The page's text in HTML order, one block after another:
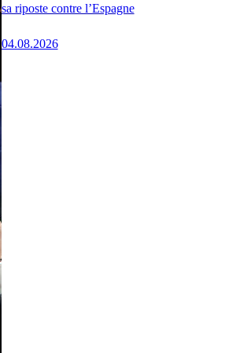
sa riposte contre l’Espagne
04.08.2026